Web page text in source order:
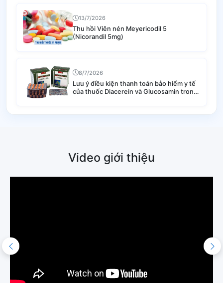
13/7/2026
Thu hồi Viên nén Meyericodil 5
(Nicorandil 5mg)
8/7/2026
Lưu ý điều kiện thanh toán bảo hiểm y tế
của thuốc Diacerein và Glucosamin trong
Video giới thiệu